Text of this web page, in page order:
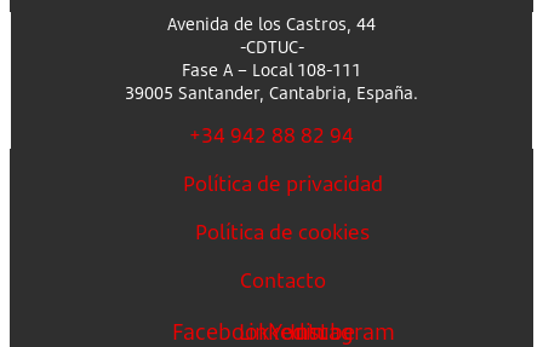
Avenida de los Castros, 44
-CDTUC-
Fase A – Local 108-111
39005 Santander, Cantabria, España.
+34 942 88 82 94
Política de privacidad
Política de cookies
Contacto
FacebookLinkedin
Youtube
Instagram